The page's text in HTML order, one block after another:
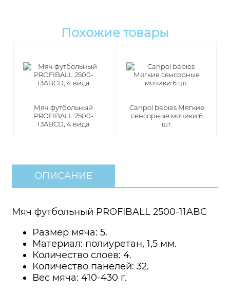
Похожие товары
Мяч футбольный
PROFIBALL 2500-
13ABCD, 4 вида
Canpol babies Мягкие
сенсорные мячики 6
шт.
ОПИСАНИЕ
Мяч футбольный PROFIBALL 2500-11ABC
Размер мяча: 5.
Материал: полиуретан, 1,5 мм.
Количество слоев: 4.
Количество панелей: 32.
Вес мяча: 410-430 г.